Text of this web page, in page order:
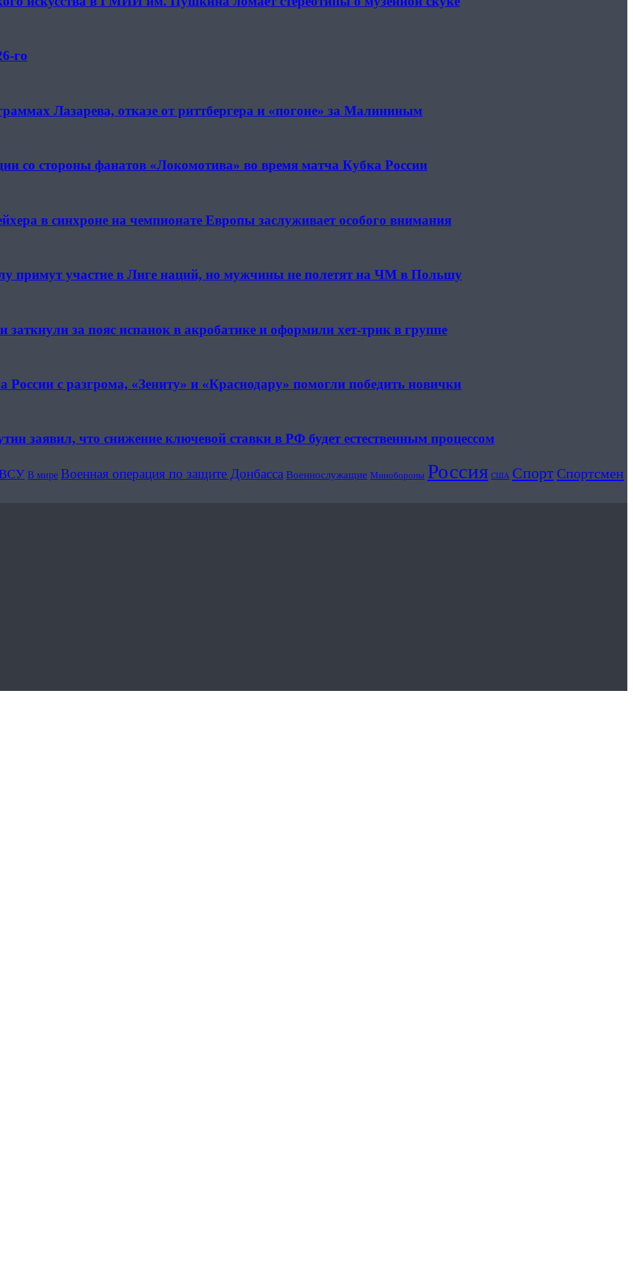
го
Лазарева, отказе от риттбергера и «погоне» за Малининым
со стороны фанатов «Локомотива» во время матча Кубка России
в синхроне на чемпионате Европы заслуживает особого внимания
примут участие в Лиге наций, но мужчины не полетят на ЧМ в Польшу
заткнули за пояс испанок в акробатике и оформили хет-трик в группе
с разгрома, «Зениту» и «Краснодару» помогли победить новички
заявил, что снижение ключевой ставки в РФ будет естественным процессом
В мире Военная операция по защите Донбасса Военнослужащие Минобороны Россия США СпортСпортсмен